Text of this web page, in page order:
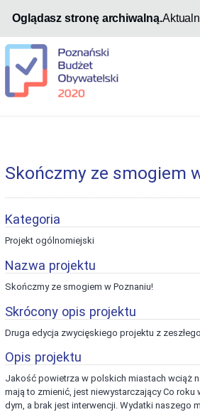
Oglądasz stronę archiwalną.
Skończmy ze smogiem
Kategoria
Projekt ogólnomiejski
Nazwa projektu
Skończmy ze smogiem w Poznaniu!
Skrócony opis projektu
Druga edycja zwycięskiego projektu z
Opis projektu
Jakość powietrza w polskich miastach wciąż
mają to zmienić, jest niewystarczający Co
dym, a brak jest interwencji. Wydatki naszego